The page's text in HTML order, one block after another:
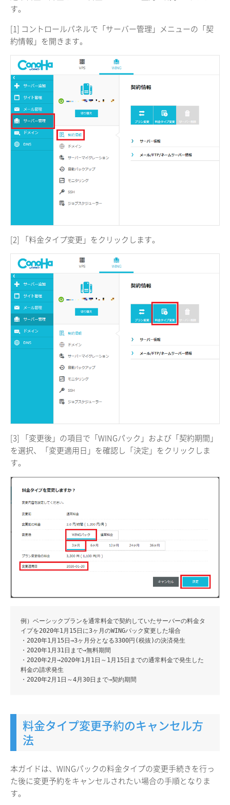
す。
[1] コントロールパネルで「サーバー管理」メニューの「契
約情報」を開きます。
[2] 「料金タイプ変更」をクリックします。
[3] 「変更後」の項目で「WINGパック」および「契約期間」
を選択、「変更適用日」を確認し「決定」をクリックしま
す。
例）ベーシックプランを通常料金で契約していたサーバーの料金タ
イプを2020年1月15日に3ヶ月のWINGパック変更した場合
・2020年1月15日→3ヶ月分となる3300円(税抜)の決済発生
・2020年1月31日まで→無料期間
・2020年2月→2020年1月1日～1月15日までの通常料金で発生した
料金の請求発生
・2020年2月1日～4月30日まで→契約期間
料金タイプ変更予約のキャンセル方
法
本ガイドは、WINGパックの料金タイプの変更手続きを行っ
た後に変更予約をキャンセルされたい場合の手順となりま
す。